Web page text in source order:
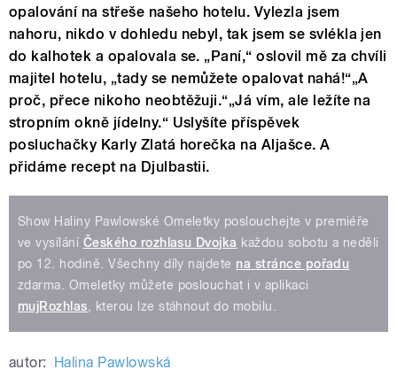
opalování na střeše našeho hotelu. Vylezla jsem
nahoru, nikdo v dohledu nebyl, tak jsem se svlékla jen
do kalhotek a opalovala se. „Paní,“ oslovil mě za chvíli
majitel hotelu, „tady se nemůžete opalovat nahá!“„A
proč, přece nikoho neobtěžuji.“„Já vím, ale ležíte na
stropním okně jídelny.“ Uslyšíte příspěvek
posluchačky Karly Zlatá horečka na Aljašce. A
přidáme recept na Djulbastii.
Show Haliny Pawlowské Omeletky poslouchejte v premiéře
ve vysílání Českého rozhlasu Dvojka každou sobotu a neděli
po 12. hodině. Všechny díly najdete na stránce pořadu
zdarma. Omeletky můžete poslouchat i v aplikaci
mujRozhlas, kterou lze stáhnout do mobilu.
autor: Halina Pawlowská